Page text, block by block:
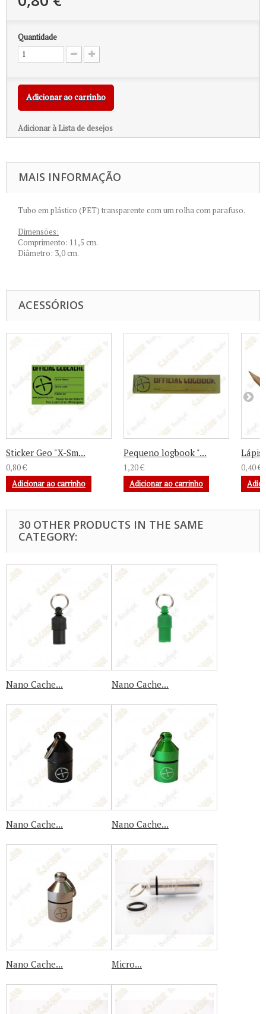
Quantidade
Adicionar ao carrinho
Adicionar à Lista de desejos
MAIS INFORMAÇÃO
Tubo em plástico (PET) transparente com um rolha com parafuso.
Dimensões:
Comprimento: 11,5 cm.
Diâmetro: 3,0 cm.
ACESSÓRIOS
Sticker Geo "X-Sm...
0,80 €
Adicionar ao carrinho
Pequeno logbook "...
1,20 €
Adicionar ao carrinho
Lápis
0,40 €
30 OTHER PRODUCTS IN THE SAME
CATEGORY:
Nano Cache... Nano Cache...
Nano Cache... Nano Cache...
Nano Cache... Micro...